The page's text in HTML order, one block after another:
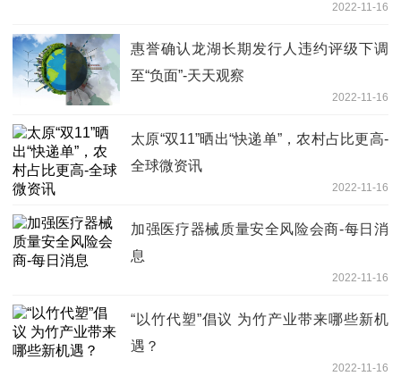
2022-11-16
惠誉确认龙湖长期发行人违约评级下调
至“负面”-天天观察
2022-11-16
太原“双11”晒出“快递单”，农村占比更高-
全球微资讯
2022-11-16
加强医疗器械质量安全风险会商-每日消
息
2022-11-16
“以竹代塑”倡议 为竹产业带来哪些新机
遇？
2022-11-16